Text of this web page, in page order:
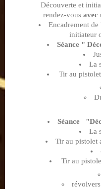
Découverte et
rendez-vous avec
Encadrement
initiateur
Séance "
La
Tir au
Séance
La
Tir au pistolet
Tir au